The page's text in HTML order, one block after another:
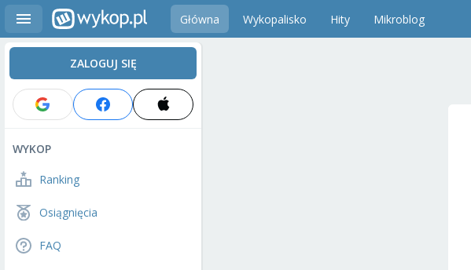
Główna Wykopalisko Hity Mikroblog
ZALOGUJ SIĘ
WYKOP
Ranking
Osiągnięcia
FAQ